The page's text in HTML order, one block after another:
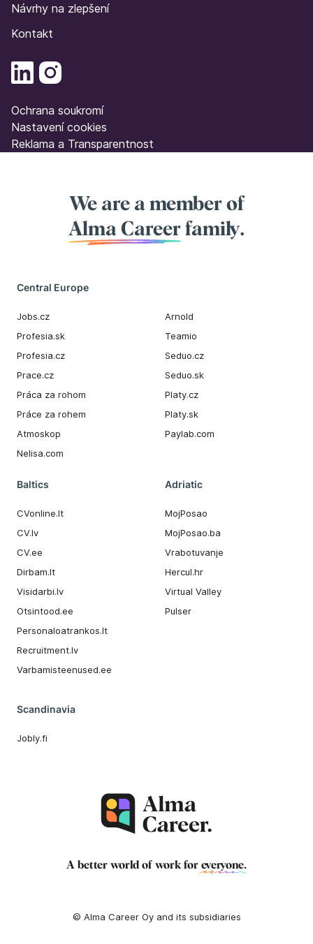
Návrhy na zlepšení
Kontakt
Ochrana soukromí
Nastavení cookies
Reklama a Transparentnost
We are a member of
Alma Career family.
Central Europe
Jobs.cz
Profesia.sk
Profesia.cz
Prace.cz
Práca za rohom
Práce za rohem
Atmoskop
Nelisa.com
Arnold
Teamio
Seduo.cz
Seduo.sk
Platy.cz
Platy.sk
Paylab.com
Baltics
CVonline.lt
CV.lv
CV.ee
Dirbam.It
Visidarbi.lv
Otsintood.ee
Personaloatrankos.lt
Recruitment.lv
Varbamisteenused.ee
Adriatic
MojPosao
MojPosao.ba
Vrabotuvanje
Hercul.hr
Virtual Valley
Pulser
Scandinavia
Jobly.fi
A better world of work for everyone.
© Alma Career Oy and its subsidiaries